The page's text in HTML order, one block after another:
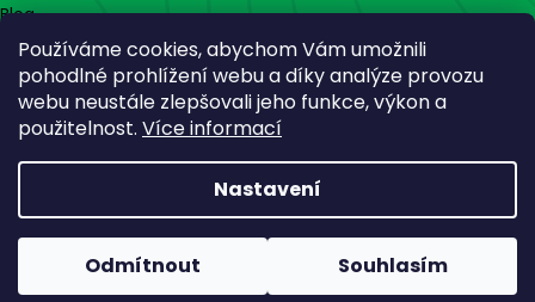
Používáme cookies, abychom Vám umožnili
pohodlné prohlížení webu a díky analýze provozu
webu neustále zlepšovali jeho funkce, výkon a
použitelnost. Více informací
Nastavení
Odmítnout Souhlasím
Blog
Copyright 2026Jigovky.cz. Všechna práva vyhrazena.
Upravit nastavení cookies